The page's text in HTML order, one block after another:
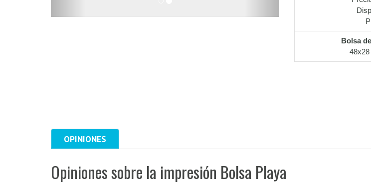
Bolsa
OPINIONES
Opiniones sobre la impresión Bolsa Playa